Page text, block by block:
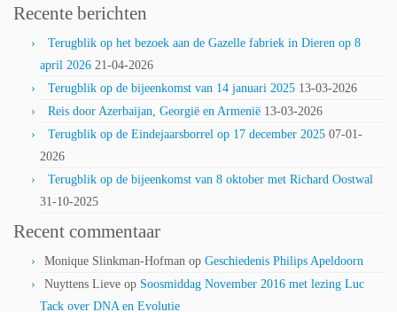
Recente berichten
Terugblik op het bezoek aan de Gazelle fabriek in Dieren op 8
april 2026 21-04-2026
Terugblik op de bijeenkomst van 14 januari 2025 13-03-2026
Reis door Azerbaijan, Georgië en Armenië 13-03-2026
Terugblik op de Eindejaarsborrel op 17 december 2025 07-01-
2026
Terugblik op de bijeenkomst van 8 oktober met Richard Oostwal
31-10-2025
Recent commentaar
Monique Slinkman-Hofman op Geschiedenis Philips Apeldoorn
Nuyttens Lieve op Soosmiddag November 2016 met lezing Luc
Tack over DNA en Evolutie